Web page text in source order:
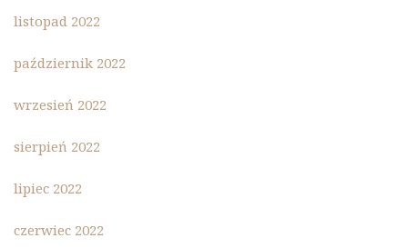
listopad 2022
październik 2022
wrzesień 2022
sierpień 2022
lipiec 2022
czerwiec 2022